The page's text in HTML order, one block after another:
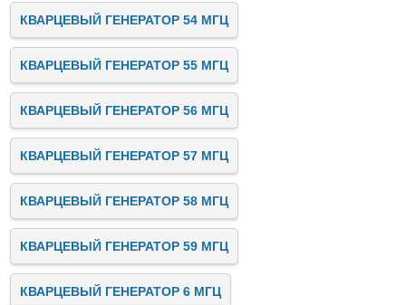
КВАРЦЕВЫЙ ГЕНЕРАТОР 54 МГЦ
КВАРЦЕВЫЙ ГЕНЕРАТОР 55 МГЦ
КВАРЦЕВЫЙ ГЕНЕРАТОР 56 МГЦ
КВАРЦЕВЫЙ ГЕНЕРАТОР 57 МГЦ
КВАРЦЕВЫЙ ГЕНЕРАТОР 58 МГЦ
КВАРЦЕВЫЙ ГЕНЕРАТОР 59 МГЦ
КВАРЦЕВЫЙ ГЕНЕРАТОР 6 МГЦ